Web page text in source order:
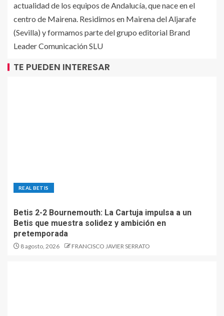
actualidad de los equipos de Andalucía, que nace en el
centro de Mairena. Residimos en Mairena del Aljarafe
(Sevilla) y formamos parte del grupo editorial Brand
Leader Comunicación SLU
TE PUEDEN INTERESAR
REAL BETIS
Betis 2-2 Bournemouth: La Cartuja impulsa a un
Betis que muestra solidez y ambición en
pretemporada
8 agosto, 2026 FRANCISCO JAVIER SERRATO